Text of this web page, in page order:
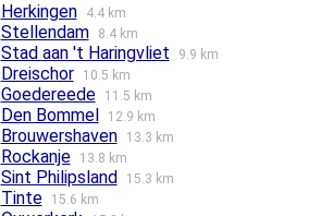
Herkingen 4.4 km
Stellendam 8.4 km
Stad aan 't Haringvliet 9.9 km
Dreischor 10.5 km
Goedereede 11.5 km
Den Bommel 12.9 km
Brouwershaven 13.3 km
Rockanje 13.8 km
Sint Philipsland 15.3 km
Tinte 15.6 km